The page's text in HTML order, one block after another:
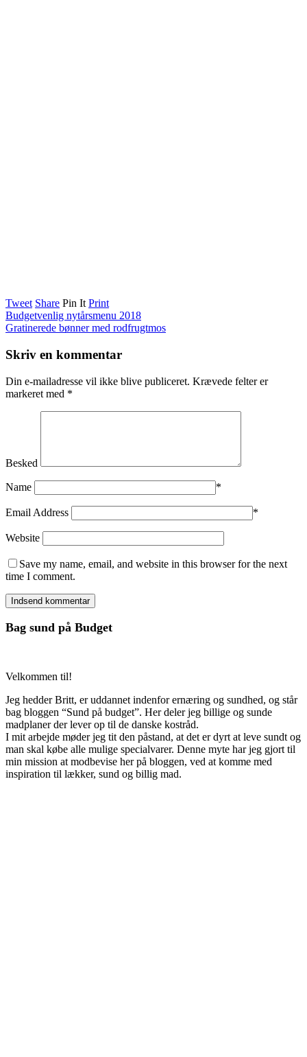
Tweet Share Pin It Print
Budgetvenlig nytårsmenu 2018
Gratinerede bønner med rodfrugtmos
Skriv en kommentar
Din e-mailadresse vil ikke blive publiceret. Krævede felter er
markeret med *
Besked
Name *
Email Address *
Website
Save my name, email, and website in this browser for the next
time I comment.
Bag sund på Budget
Velkommen til!
Jeg hedder Britt, er uddannet indenfor ernæring og sundhed, og står
bag bloggen “Sund på budget”. Her deler jeg billige og sunde
madplaner der lever op til de danske kostråd.
I mit arbejde møder jeg tit den påstand, at det er dyrt at leve sundt og
man skal købe alle mulige specialvarer. Denne myte har jeg gjort til
min mission at modbevise her på bloggen, ved at komme med
inspiration til lækker, sund og billig mad.